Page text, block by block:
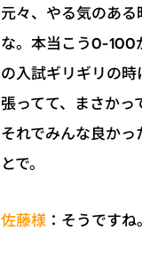
元々、やる気のあ
な。本当こう0-100
の入試ギリギリの
張ってて、まさかっ
それでみんな良か
とで。
佐藤様：そうですね。